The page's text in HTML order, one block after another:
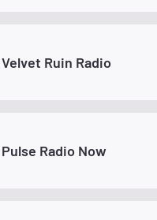
Velvet Ruin Radio
Pulse Radio Now